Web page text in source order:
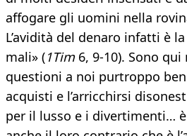
affogare gli uomini nella
L’avidità del denaro infatti è
mali» (1Tim6, 9-10). Sono qui
questioni a noi purtroppo
acquisti e l’arricchirsi
per il lusso e i divertimenti…